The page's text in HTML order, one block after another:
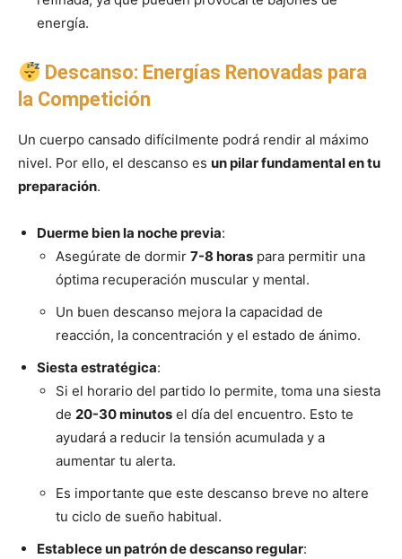
energía.
Descanso: Energías Renovadas para
la Competición
Un cuerpo cansado difícilmente podrá rendir al máximo
nivel. Por ello, el descanso es un pilar fundamental en tu
preparación.
Duerme bien la noche previa:
Asegúrate de dormir 7-8 horas para permitir una
óptima recuperación muscular y mental.
Un buen descanso mejora la capacidad de
reacción, la concentración y el estado de ánimo.
Siesta estratégica:
Si el horario del partido lo permite, toma una siesta
de 20-30 minutos el día del encuentro. Esto te
ayudará a reducir la tensión acumulada y a
aumentar tu alerta.
Es importante que este descanso breve no altere
tu ciclo de sueño habitual.
Establece un patrón de descanso regular: